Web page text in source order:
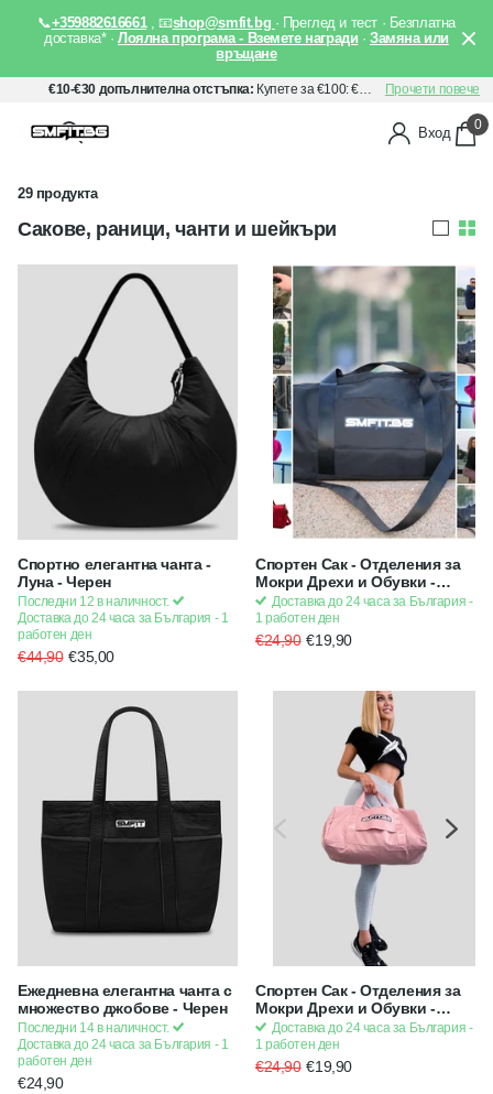
📞+359882616661 , 📧shop@smfit.bg · Преглед и тест · Безплатна
доставка* ·Лоялна програма - Вземете награди ·Замяна или
връщане
€10-€30 допълнителна отстъпка: Купете за €100: €10 отстъпка, Купете за €150: €20 отстъпка, Купете за €200: €30 отстъпка. Прилага се автоматично след добавяне на артикули в количката Ви. Прочети повече
Вход 0
29 продукта
Сакове, раници, чанти и шейкъри
Спортно елегантна чанта -
Луна - Черен
Последни 12 в наличност.
Доставка до 24 часа за България - 1
работен ден
€44,90 €35,00
Спортен Сак - Отделения за
Мокри Дрехи и Обувки -
Черен
Доставка до 24 часа за България -
1 работен ден
€24,90 €19,90
Ежедневна елегантна чанта с
множество джобове - Черен
Последни 14 в наличност.
Доставка до 24 часа за България - 1
работен ден
€24,90
Спортен Сак - Отделения за
Мокри Дрехи и Обувки -
Розов
Доставка до 24 часа за България -
1 работен ден
€24,90 €19,90